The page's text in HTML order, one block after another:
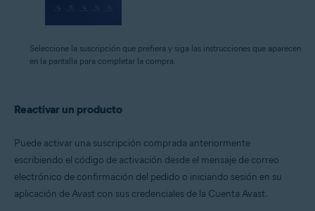
Seleccione la suscripción que prefiera y siga las instrucciones que aparecen
en la pantalla para completar la compra.
Reactivar un producto
Puede activar una suscripción comprada anteriormente
escribiendo el código de activación desde el mensaje de correo
electrónico de confirmación del pedido o iniciando sesión en su
aplicación de Avast con sus credenciales de la Cuenta Avast.